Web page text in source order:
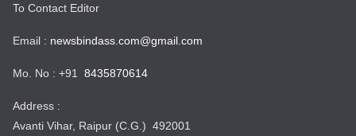
To Contact Editor
Email : newsbindass.com@gmail.com
Mo. No : +91 8435870614
Address :
Avanti Vihar, Raipur (C.G.) 492001